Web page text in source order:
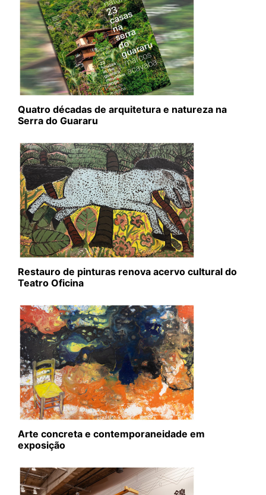
Quatro décadas de arquitetura e natureza na
Serra do Guararu
Restauro de pinturas renova acervo cultural do
Teatro Oficina
Arte concreta e contemporaneidade em
exposição